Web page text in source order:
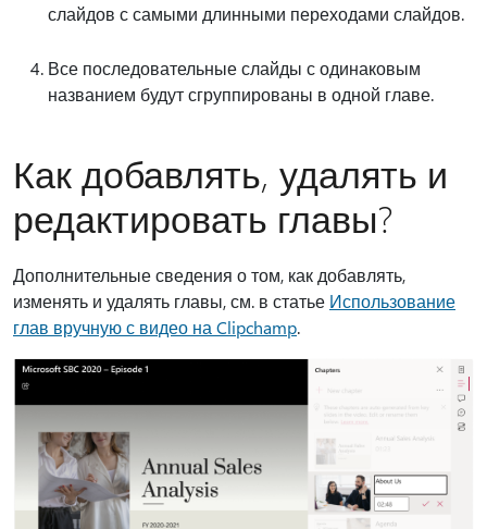
слайдов с самыми длинными переходами слайдов.
Все последовательные слайды с одинаковым
названием будут сгруппированы в одной главе.
Как добавлять, удалять и
редактировать главы?
Дополнительные сведения о том, как добавлять,
изменять и удалять главы, см. в статье Использование
глав вручную с видео на Clipchamp.